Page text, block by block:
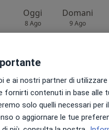
Oggi
8 Ago
Domani
9 Ago
Non ci sono
Chiedi di attivare le
e ai nostri partner di
contenuti in base alle
solo quelli necessari
o aggiornare le tue